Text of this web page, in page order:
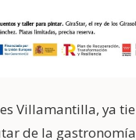
Villamantilla, ya
de la